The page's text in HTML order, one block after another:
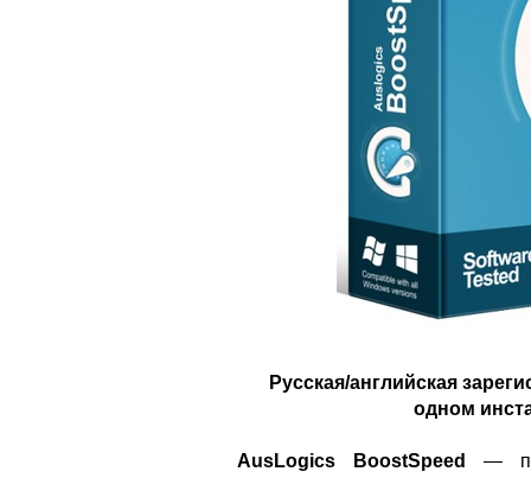
Русская/английская
одном
AusLogics BoostSpeed
—